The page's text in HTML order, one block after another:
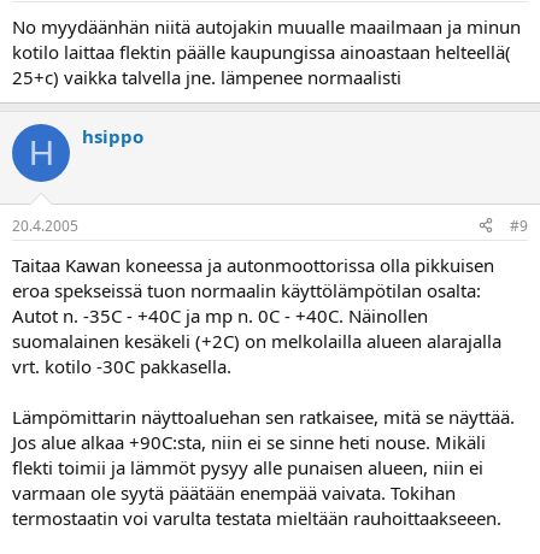
No myydäänhän niitä autojakin muualle maailmaan ja minun
kotilo laittaa flektin päälle kaupungissa ainoastaan helteellä(
25+c) vaikka talvella jne. lämpenee normaalisti
H hsippo
20.4.2005 #9
Taitaa Kawan koneessa ja autonmoottorissa olla pikkuisen
eroa spekseissä tuon normaalin käyttölämpötilan osalta:
Autot n. -35C - +40C ja mp n. 0C - +40C. Näinollen
suomalainen kesäkeli (+2C) on melkolailla alueen alarajalla
vrt. kotilo -30C pakkasella.
Lämpömittarin näyttoaluehan sen ratkaisee, mitä se näyttää.
Jos alue alkaa +90C:sta, niin ei se sinne heti nouse. Mikäli
flekti toimii ja lämmöt pysyy alle punaisen alueen, niin ei
varmaan ole syytä päätään enempää vaivata. Tokihan
termostaatin voi varulta testata mieltään rauhoittaakseeen.